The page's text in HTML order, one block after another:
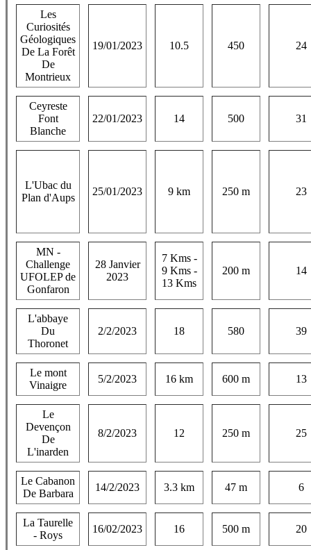
Les
Curiosités
Géologiques
De La Forêt
De
Montrieux
19/01/2023 10.5 450 24
Ceyreste
Font
Blanche
22/01/2023 14 500 31
L'Ubac du
Plan d'Aups
25/01/2023 9 km 250 m 23
MN -
Challenge
UFOLEP de
Gonfaron
28 Janvier
2023
7 Kms -
9 Kms -
13 Kms
200 m 14
L'abbaye
Du
Thoronet
2/2/2023 18 580 39
Le mont
Vinaigre
5/2/2023 16 km 600 m 13
Le
Devençon
De
L'inarden
8/2/2023 12 250 m 25
Le Cabanon
De Barbara
14/2/2023 3.3 km 47 m 6
La Taurelle
- Roys
16/02/2023 16 500 m 20